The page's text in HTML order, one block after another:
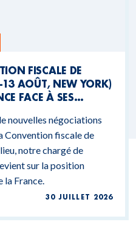
FISCALE DE
13 AOÛT, NEW YORK)
FACE À SES
nouvelles négociations
Convention fiscale de
notre chargé de
sur la position
la France.
30 JUILLET 2026